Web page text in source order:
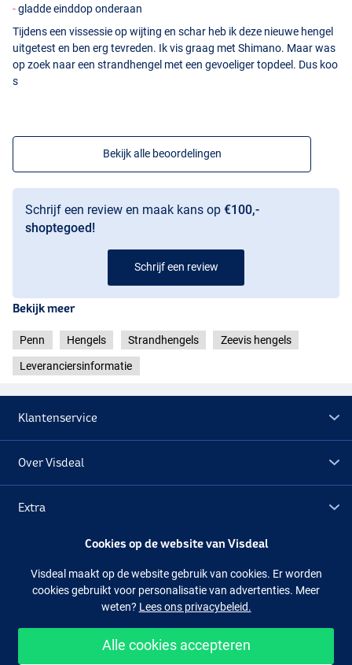
gladde einddop onderaan
Tijdens een vissessie op wijting en schar heb ik deze nieuwe hengel
uitgetest en ben erg tevreden. Ik vis graag met Shimano. Maar was
op zoek naar een strandhengel met een gevoeliger topdeel. Dus koo
s
Bekijk alle beoordelingen
Schrijf een review en maak kans op €100,-
shoptegoed!
Schrijf een review
Bekijk meer
Penn Hengels Strandhengels Zeevis hengels
Leveranciersinformatie
Klantenservice
Over Visdeal
Extra
Facebook Instagram
Cookies op de website van Visdeal
Visdeal maakt op de website gebruik van cookies. Er worden
cookies gebruikt voor personalisatie van advertenties. Meer
weten? Lees ons privacybeleid.
Alle cookies accepteren